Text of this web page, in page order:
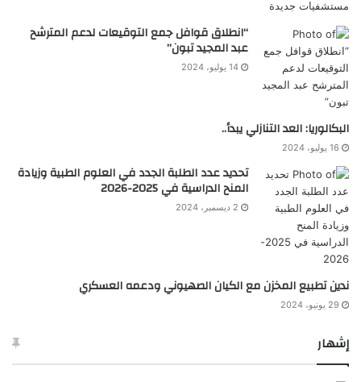
“انطلاق قوافل جمع التوقيعات لدعم المترشح
عبد المجيد تبون”
14 يوليو، 2024
البكالوريا: العد التنازلي يبدأ..
16 يوليو، 2024
تحديد عدد الطلبة الجدد في العلوم الطبية وزيادة
المنح الدراسية في 2025-2026
2 ديسمبر، 2024
ندين تطبيع المخزن مع الكيان الصهيوني ودعمه العسكري
29 يونيو، 2024
إشهار